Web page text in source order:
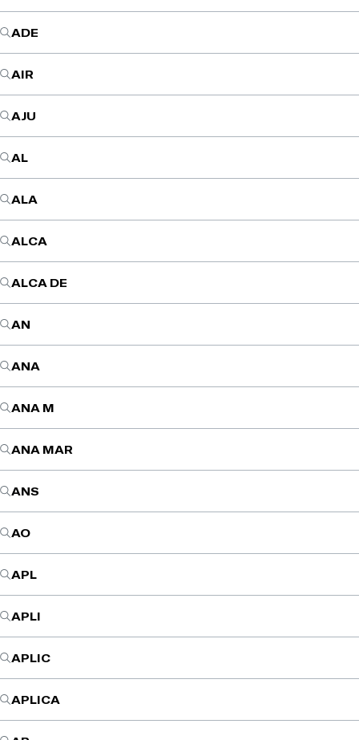
ADE
AIR
AJU
AL
ALA
ALCA
ALCA DE
AN
ANA
ANA M
ANA MAR
ANS
AO
APL
APLI
APLIC
APLICA